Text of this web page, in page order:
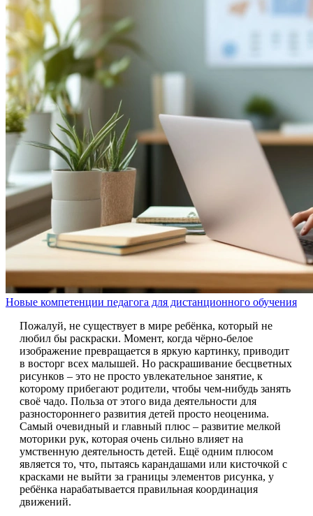
Новые компетенции педагога для дистанционного обучения
Пожалуй, не существует в мире ребёнка, который не
любил бы раскраски. Момент, когда чёрно-белое
изображение превращается в яркую картинку, приводит
в восторг всех малышей. Но раскрашивание бесцветных
рисунков – это не просто увлекательное занятие, к
которому прибегают родители, чтобы чем-нибудь занять
своё чадо. Польза от этого вида деятельности для
разностороннего развития детей просто неоценима.
Самый очевидный и главный плюс – развитие мелкой
моторики рук, которая очень сильно влияет на
умственную деятельность детей. Ещё одним плюсом
является то, что, пытаясь карандашами или кисточкой с
красками не выйти за границы элементов рисунка, у
ребёнка нарабатывается правильная координация
движений.